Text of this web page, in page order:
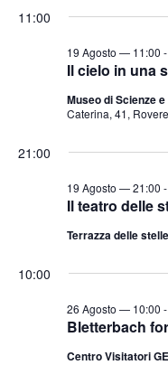
11:00
Il cielo in una
19 Agosto — 11:00 -
Museo di Scienze
Caterina, 41,
21:00
Il teatro delle
19 Agosto — 21:00 -
Terrazza delle stelle
10:00
Bletterbach
26 Agosto — 10:00 -
Centro Visitatori